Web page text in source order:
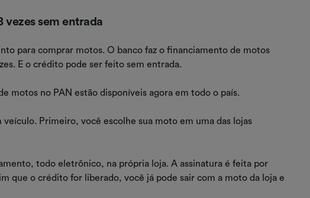
sem entrada
para comprar motos. O banco faz o financiamento de motos
E o crédito pode ser feito sem entrada.
motos no PAN estão disponíveis agora em todo o país.
Primeiro, você escolhe sua moto em uma das lojas
todo eletrônico, na própria loja. A assinatura é feita por
que o crédito for liberado, você já pode sair com a moto da loja e